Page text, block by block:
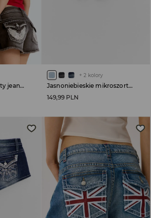
Grafitowe mikroszorty jeansowe z aplikacją na tyle
+ 2 kolory
Jasnoniebieskie mikroszorty jeansowe z aplikacją na tyle
149,99 PLN